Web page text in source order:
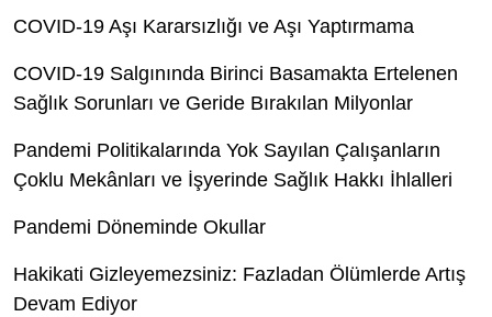
COVID-19 Aşı Kararsızlığı ve Aşı Yaptırmama
COVID-19 Salgınında Birinci Basamakta Ertelenen
Sağlık Sorunları ve Geride Bırakılan Milyonlar
Pandemi Politikalarında Yok Sayılan Çalışanların
Çoklu Mekânları ve İşyerinde Sağlık Hakkı İhlalleri
Pandemi Döneminde Okullar
Hakikati Gizleyemezsiniz: Fazladan Ölümlerde Artış
Devam Ediyor